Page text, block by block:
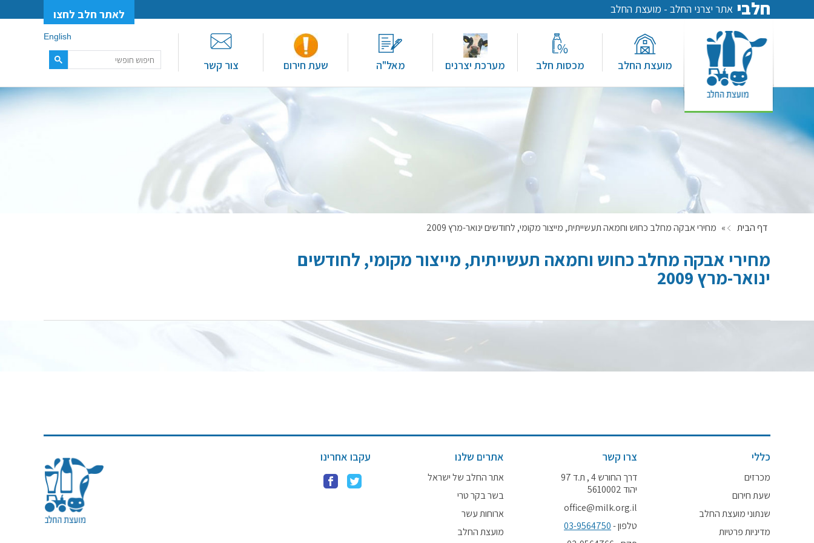
חלבי אתר יצרני החלב - מועצת החלב לאתר חלב לחצו
מועצת החלב מכסות חלב מערכת יצרנים מאל"ה שעת חירום צור קשר
English
דף הבית » מחירי אבקה מחלב כחוש וחמאה תעשייתית, מייצור מקומי, לחודשים ינואר-מרץ 2009
מחירי אבקה מחלב כחוש וחמאה תעשייתית, מייצור מקומי, לחודשים
ינואר-מרץ 2009
כללי
מכרזים
שעת חירום
שנתוני מועצת החלב
מדיניות פרטיות
צרו קשר
דרך החורש 4 , ת.ד 97
יהוד 5610002
office@milk.org.il
טלפון -03-9564750
אתרים שלנו
אתר החלב של ישראל
בשר בקר טרי
ארוחות עשר
מועצת החלב
עקבו אחרינו